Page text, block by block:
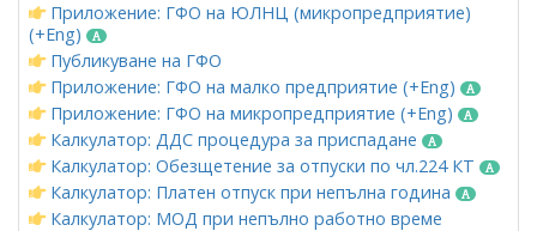
Приложение: ГФО на ЮЛНЦ (микропредприятие)
(+Eng)
Публикуване на ГФО
Приложение: ГФО на малко предприятие (+Eng)
Приложение: ГФО на микропредприятие (+Eng)
Калкулатор: ДДС процедура за приспадане
Калкулатор: Обезщетение за отпуски по чл.224 КТ
Калкулатор: Платен отпуск при непълна година
Калкулатор: МОД при непълно работно време